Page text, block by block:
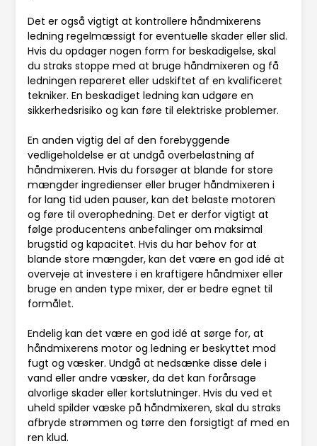
Det er også vigtigt at kontrollere håndmixerens
ledning regelmæssigt for eventuelle skader eller slid.
Hvis du opdager nogen form for beskadigelse, skal
du straks stoppe med at bruge håndmixeren og få
ledningen repareret eller udskiftet af en kvalificeret
tekniker. En beskadiget ledning kan udgøre en
sikkerhedsrisiko og kan føre til elektriske problemer.
En anden vigtig del af den forebyggende
vedligeholdelse er at undgå overbelastning af
håndmixeren. Hvis du forsøger at blande for store
mængder ingredienser eller bruger håndmixeren i
for lang tid uden pauser, kan det belaste motoren
og føre til overophedning. Det er derfor vigtigt at
følge producentens anbefalinger om maksimal
brugstid og kapacitet. Hvis du har behov for at
blande store mængder, kan det være en god idé at
overveje at investere i en kraftigere håndmixer eller
bruge en anden type mixer, der er bedre egnet til
formålet.
Endelig kan det være en god idé at sørge for, at
håndmixerens motor og ledning er beskyttet mod
fugt og væsker. Undgå at nedsænke disse dele i
vand eller andre væsker, da det kan forårsage
alvorlige skader eller kortslutninger. Hvis du ved et
uheld spilder væske på håndmixeren, skal du straks
afbryde strømmen og tørre den forsigtigt af med en
ren klud.